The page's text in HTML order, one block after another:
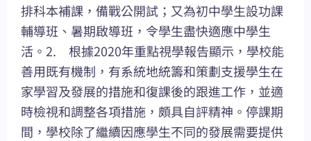
排科本補課，備戰公開試；又為初中學生設功課
輔導班、暑期啟導班，令學生盡快適應中學生
活。2. 根據2020年重點視學報告顯示，學校能
善用既有機制，有系統地統籌和策劃支援學生在
家學習及發展的措施和復課後的跟進工作，並適
時檢視和調整各項措施，頗具自評精神。停課期
間，學校除了繼續因應學生不同的發展需要提供